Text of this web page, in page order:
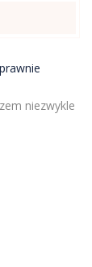
niezwykle